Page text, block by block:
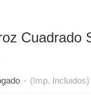
Cuadrado
- (Imp. Incluidos)